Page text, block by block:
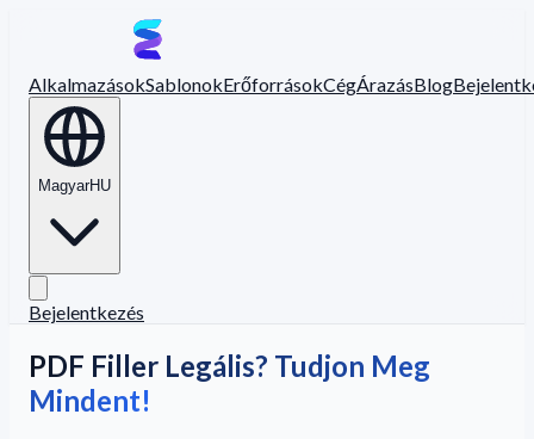
AlkalmazásokSablonokErőforrásokCégÁrazásBlog
MagyarHU
Bejelentkezés
PDF Filler Legális? Tudjon Meg
Mindent!